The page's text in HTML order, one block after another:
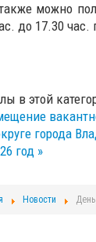
можно
до 17.30
в этой
города
год »
Новости